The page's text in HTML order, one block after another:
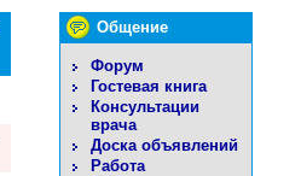
Общение
Форум
Гостевая книга
Консультации
врача
Доска объявлений
Работа